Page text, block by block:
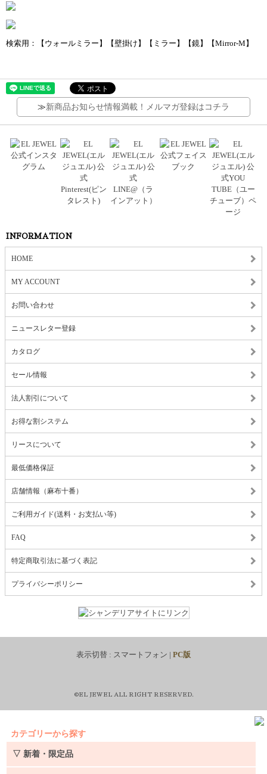
検索用：【ウォールミラー】【壁掛け】【ミラー】【鏡】【Mirror-M】
≫新商品お知らせ情報満載！メルマガ登録はコチラ
INFORMATION
HOME
MY ACCOUNT
お問い合わせ
ニュースレター登録
カタログ
セール情報
法人割引について
お得な割システム
リースについて
最低価格保証
店舗情報（麻布十番）
ご利用ガイド(送料・お支払い等)
FAQ
特定商取引法に基づく表記
プライバシーポリシー
表示切替 : スマートフォン | PC版
©EL JEWEL ALL RIGHT RESERVED.
カテゴリーから探す
▽ 新着・限定品